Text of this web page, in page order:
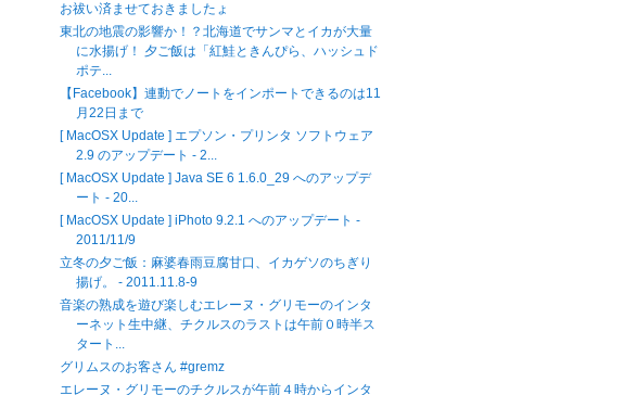
お祓い済ませておきましたょ
東北の地震の影響か！？北海道でサンマとイカが大量
に水揚げ！ 夕ご飯は「紅鮭ときんぴら、ハッシュド
ポテ...
【Facebook】連動でノートをインポートできるのは11
月22日まで
[ MacOSX Update ] エプソン・プリンタ ソフトウェア
2.9 のアップデート - 2...
[ MacOSX Update ] Java SE 6 1.6.0_29 へのアップデ
ート - 20...
[ MacOSX Update ] iPhoto 9.2.1 へのアップデート -
2011/11/9
立冬の夕ご飯：麻婆春雨豆腐甘口、イカゲソのちぎり
揚げ。 - 2011.11.8-9
音楽の熟成を遊び楽しむエレーヌ・グリモーのインタ
ーネット生中継、チクルスのラストは午前０時半ス
タート...
グリムスのお客さん #gremz
エレーヌ・グリモーのチクルスが午前４時からインタ